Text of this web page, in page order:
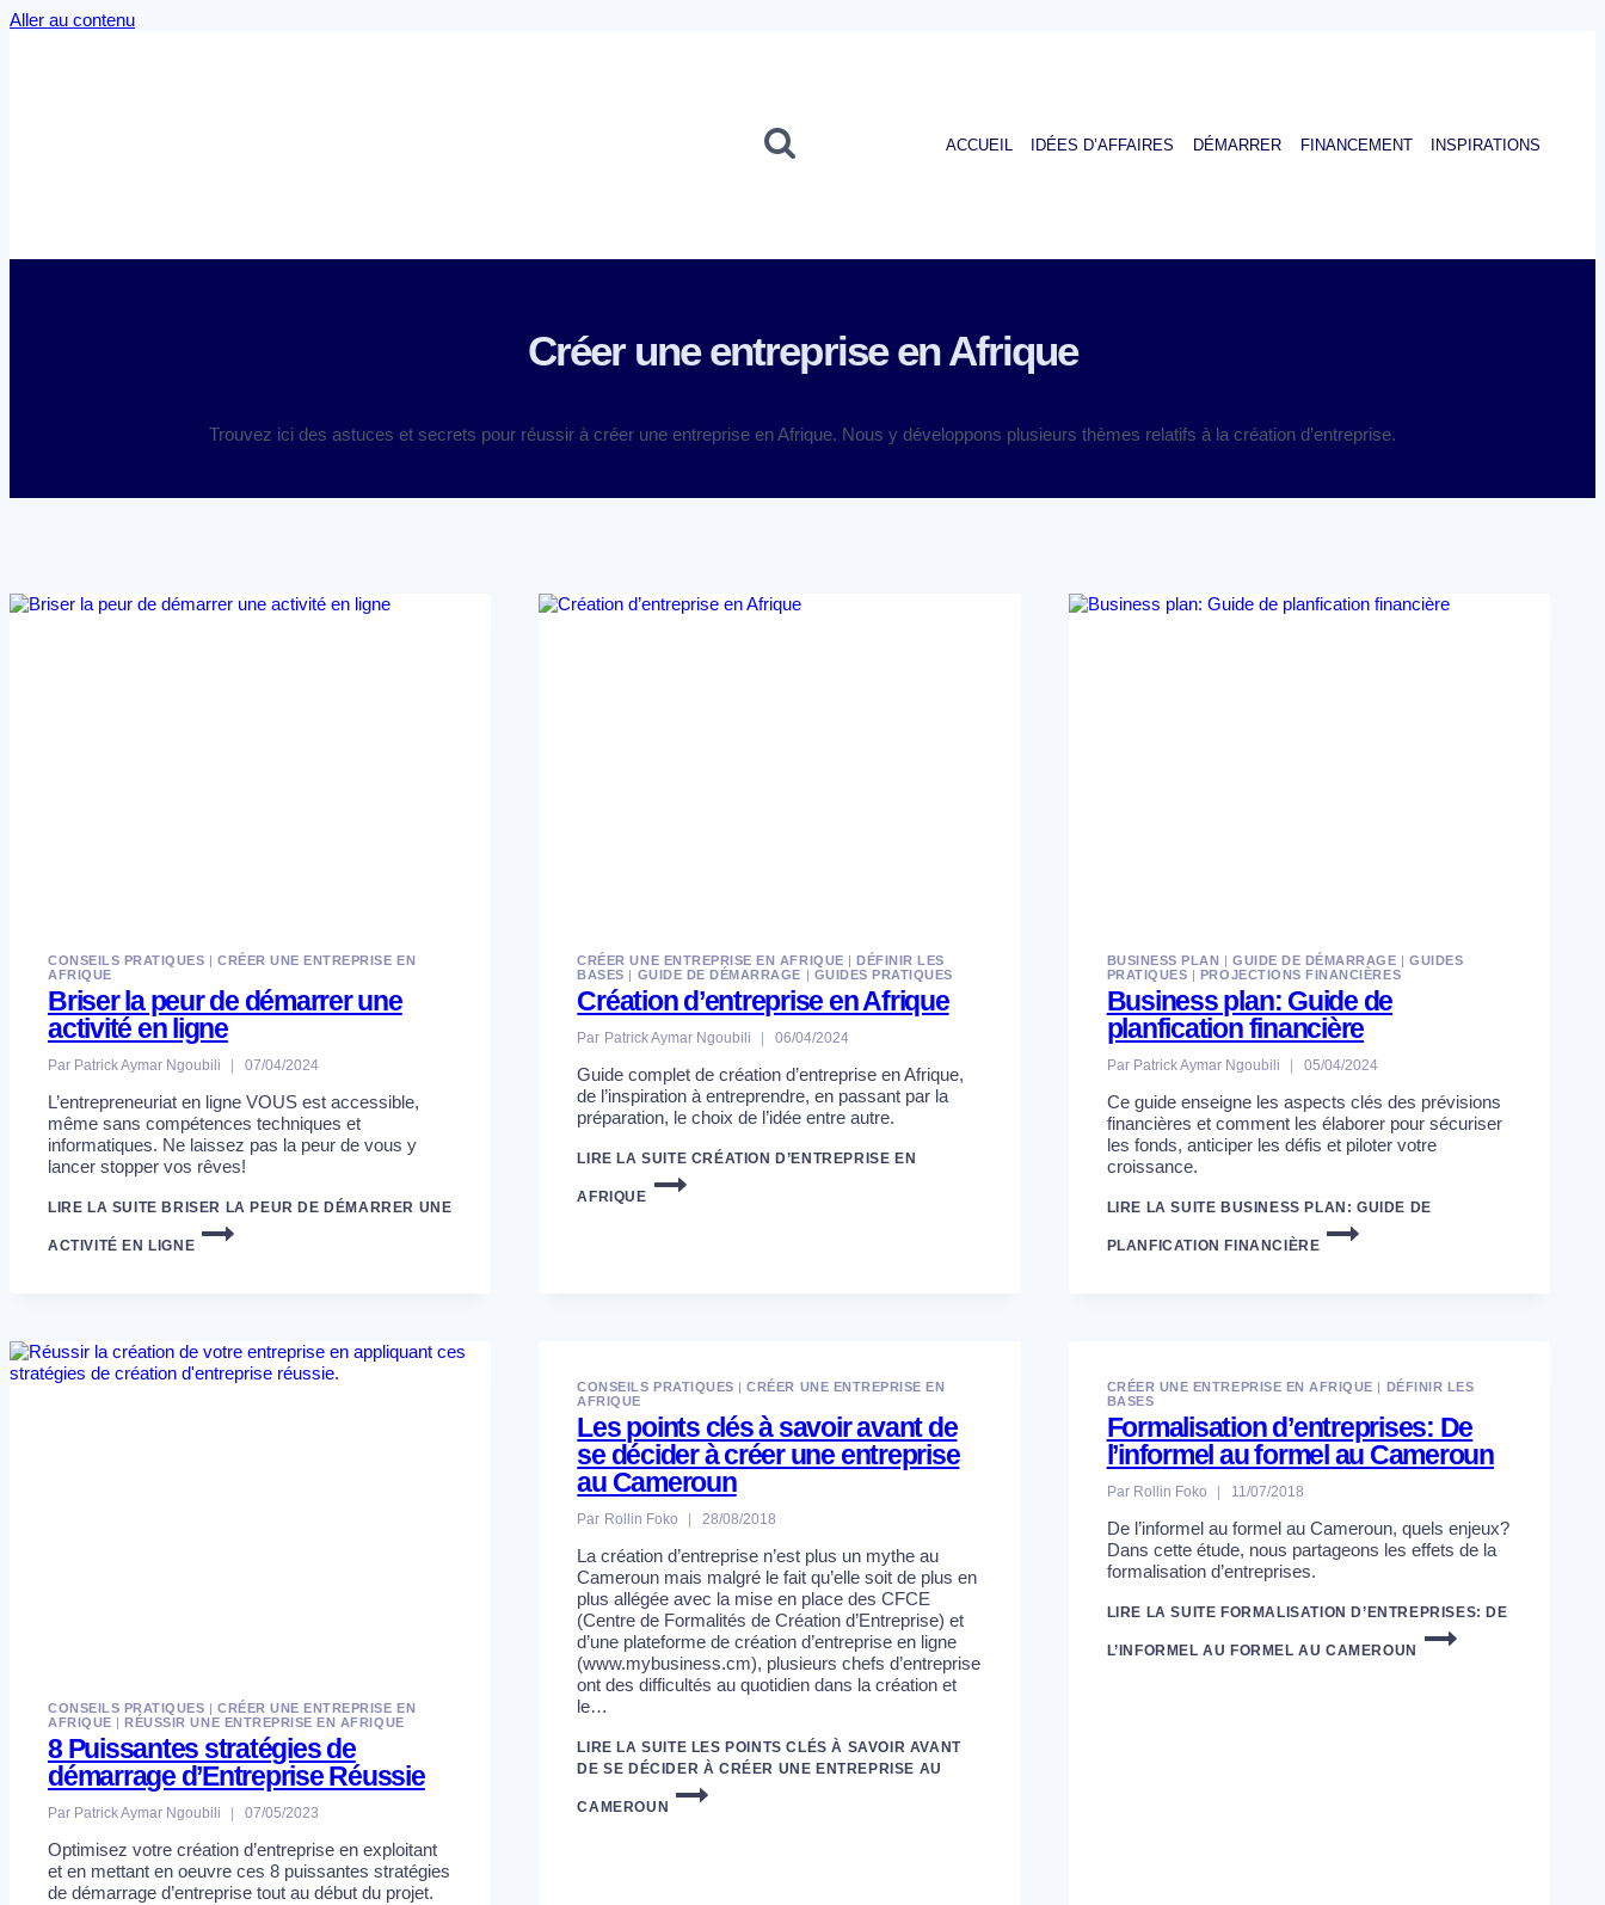
Aller au contenu
ACCUEIL IDÉES D’AFFAIRES DÉMARRER FINANCEMENT INSPIRATIONS
Créer une entreprise en Afrique
Trouvez ici des astuces et secrets pour réussir à créer une entreprise en Afrique. Nous y développons plusieurs thèmes relatifs à la création d’entreprise.
CONSEILS PRATIQUES |CRÉER UNE ENTREPRISE EN
AFRIQUE
Briser la peur de démarrer une
activité en ligne
Par Patrick Aymar Ngoubili 07/04/2024
L’entrepreneuriat en ligne VOUS est accessible,
même sans compétences techniques et
informatiques. Ne laissez pas la peur de vous y
lancer stopper vos rêves!
LIRE LA SUITE BRISER LA PEUR DE DÉMARRER UNE
ACTIVITÉ EN LIGNE
CRÉER UNE ENTREPRISE EN AFRIQUE |DÉFINIR LES
BASES | GUIDE DE DÉMARRAGE | GUIDES PRATIQUES
Création d’entreprise en Afrique
Par Patrick Aymar Ngoubili 06/04/2024
Guide complet de création d’entreprise en Afrique,
de l’inspiration à entreprendre, en passant par la
préparation, le choix de l’idée entre autre.
LIRE LA SUITE CRÉATION D’ENTREPRISE EN
AFRIQUE
BUSINESS PLAN |GUIDE DE DÉMARRAGE |GUIDES
PRATIQUES | PROJECTIONS FINANCIÈRES
Business plan: Guide de
planfication financière
Par Patrick Aymar Ngoubili 05/04/2024
Ce guide enseigne les aspects clés des prévisions
financières et comment les élaborer pour sécuriser
les fonds, anticiper les défis et piloter votre
croissance.
LIRE LA SUITE BUSINESS PLAN: GUIDE DE
PLANFICATION FINANCIÈRE
CONSEILS PRATIQUES |CRÉER UNE ENTREPRISE EN
AFRIQUE |RÉUSSIR UNE ENTREPRISE EN AFRIQUE
8 Puissantes stratégies de
démarrage d’Entreprise Réussie
Par Patrick Aymar Ngoubili 07/05/2023
Optimisez votre création d’entreprise en exploitant
et en mettant en oeuvre ces 8 puissantes stratégies
de démarrage d’entreprise tout au début du projet.
CONSEILS PRATIQUES |CRÉER UNE ENTREPRISE EN
AFRIQUE
Les points clés à savoir avant de
se décider à créer une entreprise
au Cameroun
Par Rollin Foko 28/08/2018
La création d’entreprise n’est plus un mythe au
Cameroun mais malgré le fait qu’elle soit de plus en
plus allégée avec la mise en place des CFCE
(Centre de Formalités de Création d’Entreprise) et
d’une plateforme de création d’entreprise en ligne
(www.mybusiness.cm), plusieurs chefs d’entreprise
ont des difficultés au quotidien dans la création et
le…
LIRE LA SUITE LES POINTS CLÉS À SAVOIR AVANT
DE SE DÉCIDER À CRÉER UNE ENTREPRISE AU
CAMEROUN
CRÉER UNE ENTREPRISE EN AFRIQUE | DÉFINIR LES
BASES
Formalisation d’entreprises: De
l’informel au formel au Cameroun
Par Rollin Foko 11/07/2018
De l’informel au formel au Cameroun, quels enjeux?
Dans cette étude, nous partageons les effets de la
formalisation d’entreprises.
LIRE LA SUITE FORMALISATION D’ENTREPRISES: DE
L’INFORMEL AU FORMEL AU CAMEROUN